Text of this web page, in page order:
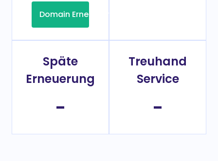
Domain Erneuerung
Späte
Erneuerung
-
Treuhand
Service
-